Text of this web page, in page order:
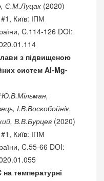
Є.М.Луцак (2020)
#1, Київ: ІПМ
C.114-126 DOI:
з підвищеною
систем Al-Mg-
І.В.Воскобойнік,
В.В.Бурцев (2020)
#1, Київ: ІПМ
C.55-66 DOI:
температурні